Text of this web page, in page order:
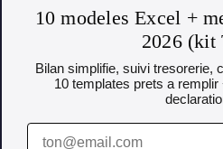
10 modeles Excel +
2026 (kit
Bilan simplifie, suivi tresorerie,
10 templates prets a remplir